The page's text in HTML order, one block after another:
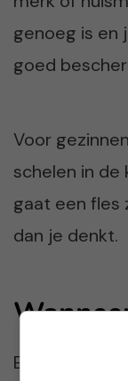
genoeg is en
goed
Voor
schelen in de
gaat een fles
dan je denkt.
Een